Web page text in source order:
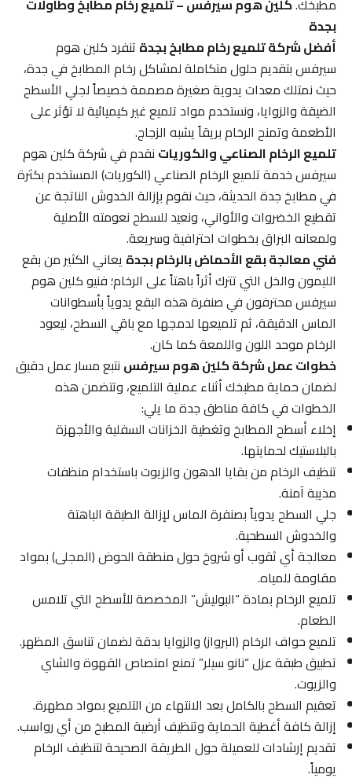
مطبخك.كلين هوم سيرفس – تلميع رخام مطابخ وطاولات
بجدة
أفضل شركة تلميع رخام مطابخ بجدةتنفرد كلين هوم
سيرفس بتقديم حلول متكاملة لمشاكل رخام المطابخ في جدة،
حيث نمتلك معدات يدوية صغيرة مصممة خصيصاً لجلي الأسطح
الضيقة والزوايا، ونستخدم مواد تلميع غير كيميائية لا تؤثر على
الأطعمة وتمنح الرخام بريقاً يشبه الزجاج.
تلميع الرخام الصناعي والكورياتنقدم في شركة كلين هوم
سيرفس خدمة تلميع الرخام الصناعي (الكوريات) المستخدم بكثرة
في مطابخ جدة الحديثة، حيث نقوم بإزالة الخدوش الناتجة عن
تقطيع الخضروات والأواني، ونعيد للسطح نعومته الأصلية
ولمعانه البراق بخطوات احترافية وسريعة.
فني معالجة بقع الأحماض بالرخام بجدةيعاني الكثير من بقع
الليمون والخل التي تترك أثراً باهتاً على الرخام؛ فنيو كلين هوم
سيرفس محترفون في صنفرة هذه البقع يدوياً بأسطوانات
الماس الدقيقة، ثم تلميعها لدمجها مع باقي السطح، ليعود
الرخام موحد اللون واللمعة كما كان.
خطوات عمل شركة كلين هوم سيرفسنتبع مسار عمل دقيق
لضمان حماية مطبخك أثناء عملية التلميع، وتتضمن هذه
الخطوات في كافة مناطق جدة ما يلي:
إخلاء أسطح المطابخ وتغطية الخزانات السفلية والأجهزة
بالبلاستيك لحمايتها.
تنظيف الرخام من بقايا الدهون والزيوت باستخدام منظفات
مذيبة آمنة.
جلي السطح يدوياً بصنفرة الماس لإزالة الطبقة الباهتة
والخدوش السطحية.
معالجة أي ثقوب أو شروخ حول منطقة الحوض (المجلى) بمواد
مقاومة للمياه.
تلميع الرخام بمادة “البوليش” المخصصة للأسطح التي تلامس
الطعام.
تلميع حواف الرخام (البرواز) والزوايا بدقة لضمان تناسق المظهر.
تطبيق طبقة عزل “نانو سيلر” تمنع امتصاص القهوة والشاي
والزيوت.
تعقيم السطح بالكامل بعد الانتهاء من التلميع بمواد مطهرة.
إزالة كافة أغطية الحماية وتنظيف أرضية المطبخ من أي رواسب.
تقديم إرشادات للعميلة حول الطريقة الصحيحة لتنظيف الرخام
يومياً.